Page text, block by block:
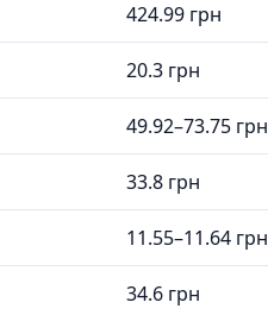
424.99 грн
20.3 грн
49.92–73.75 грн
33.8 грн
11.55–11.64 грн
34.6 грн